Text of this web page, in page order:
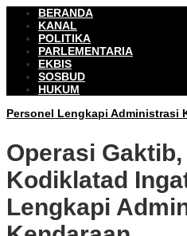
BERANDA
KANAL
POLITIKA
PARLEMENTARIA
EKBIS
SOSBUD
HUKUM
Personel Lengkapi Administrasi
Operasi Gaktib,
Kodiklatad
Lengkapi